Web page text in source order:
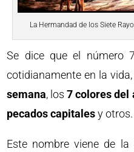
La Hermandad de los Siete
Se dice que el número
cotidianamente en la
semana, los7 colores del
pecados capitalesy otros.
Este nombre viene de